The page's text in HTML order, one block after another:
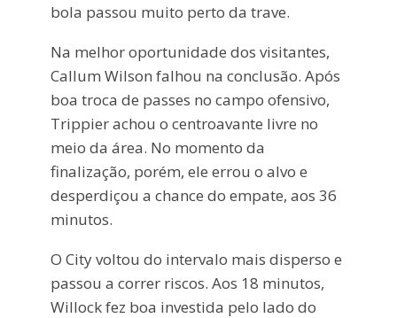
bola passou muito perto da trave.
Na melhor oportunidade dos visitantes,
Callum Wilson falhou na conclusão. Após
boa troca de passes no campo ofensivo,
Trippier achou o centroavante livre no
meio da área. No momento da
finalização, porém, ele errou o alvo e
desperdiçou a chance do empate, aos 36
minutos.
O City voltou do intervalo mais disperso e
passou a correr riscos. Aos 18 minutos,
Willock fez boa investida pelo lado do